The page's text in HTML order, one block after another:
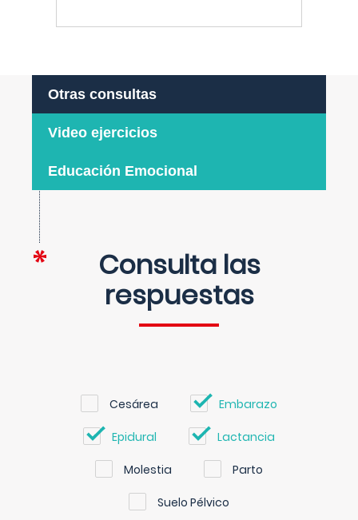
Otras consultas
Video ejercicios
Educación Emocional
Consulta las
respuestas
Cesárea Embarazo
Epidural Lactancia
Molestia Parto
Suelo Pélvico